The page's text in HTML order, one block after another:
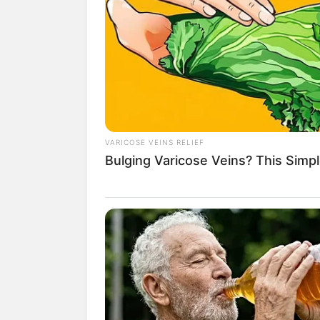
tak hanya bisa membuat badan sehat
Apalagi jika bersepeda ke tempat
senang.
Namun saat bersepeda lebih baik
baju dengan bahan ringan dan
Namun gak ada salahnya juga
sesuai style yang kamu inginkan.
Jika butuh inspirasi, beberapa OOTD
Baca juga:10 OOTD Baju Ungu
VARICOSE VEINS RELIEF
Bulging Varicose Veins? This